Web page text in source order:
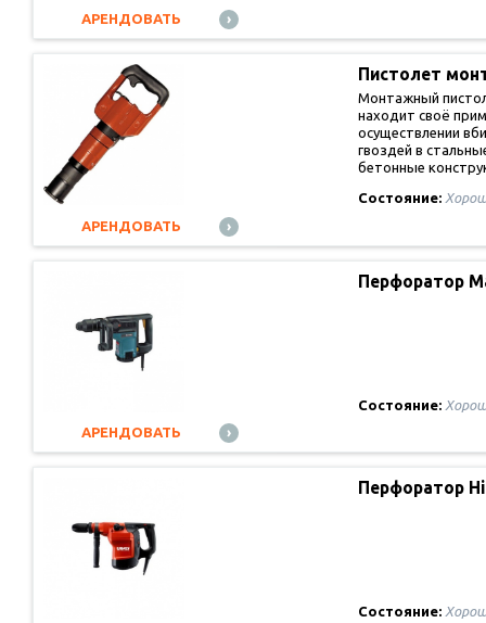
АРЕНДОВАТЬ
Пистолет
Монтажный
находит своё
осуществлении
гвоздей в
бетонные
Состояние:
АРЕНДОВАТЬ
Перфоратор
Состояние:
АРЕНДОВАТЬ
Перфоратор
Состояние: